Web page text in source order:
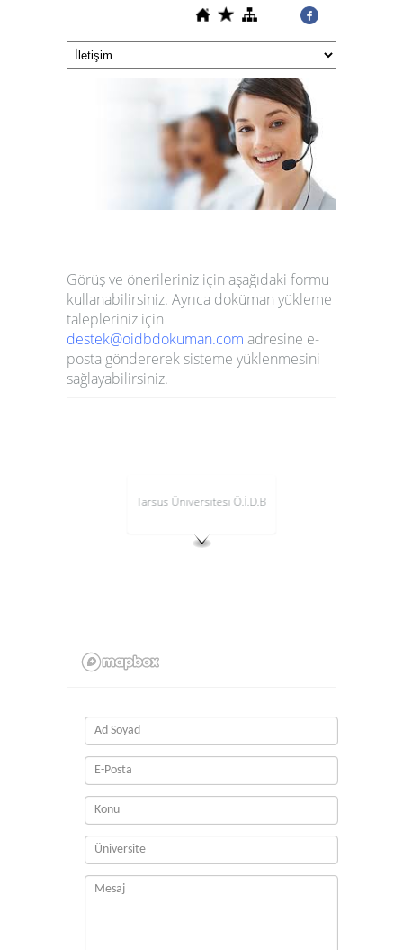
Görüş ve önerileriniz için aşağıdaki formu
kullanabilirsiniz. Ayrıca doküman yükleme
talepleriniz için
destek@oidbdokuman.com adresine e-
posta göndererek sisteme yüklenmesini
sağlayabilirsiniz.
Tarsus Üniversitesi Ö.İ.D.B